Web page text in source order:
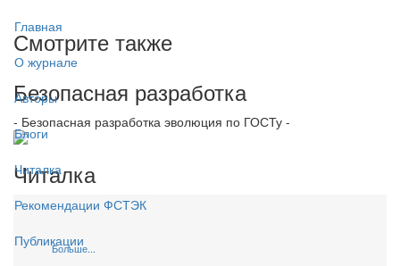
Главная
О журнале
Авторы
Блоги
Читалка
Рекомендации ФСТЭК
Публикации
Смотрите также
Безопасная разработка
- Безопасная разработка эволюция по ГОСТу -
Читалка
Больше...